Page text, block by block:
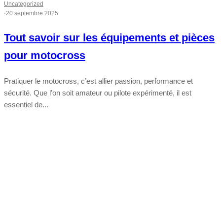
Uncategorized
·20 septembre 2025
Tout savoir sur les équipements et pièces
pour motocross
Pratiquer le motocross, c’est allier passion, performance et
sécurité. Que l’on soit amateur ou pilote expérimenté, il est
essentiel de...